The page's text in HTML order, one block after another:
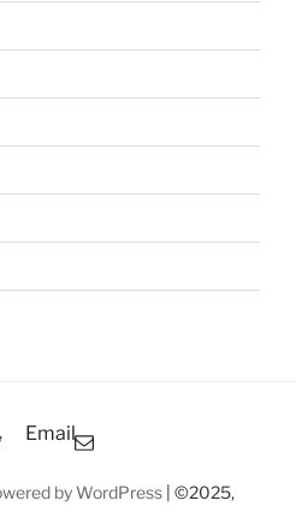
Email
by WordPress